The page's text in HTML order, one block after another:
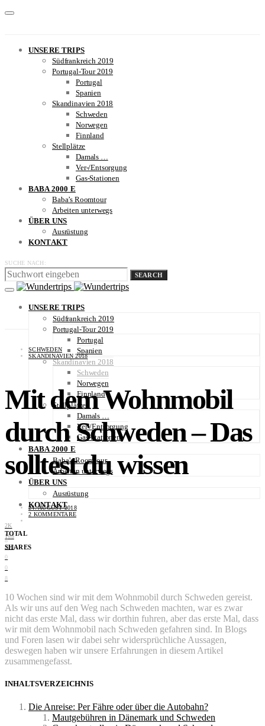
UNSERE TRIPS
Südfrankreich 2019
Portugal-Tour 2019
Portugal
Spanien
Skandinavien 2018
Schweden
Norwegen
Finnland
Stellplätze
Damals …
Ver-/Entsorgung
Gas-Stationen
BABA 2000 E
Baba’s Roomtour
Arbeiten unterwegs
ÜBER UNS
Ausrüstung
KONTAKT
SUCHE NACH:
SEARCH
UNSERE TRIPS
Südfrankreich 2019
Portugal-Tour 2019
Portugal
Spanien
Skandinavien 2018
Schweden
Norwegen
Finnland
Stellplätze
Damals …
Ver-/Entsorgung
Gas-Stationen
BABA 2000 E
Baba’s Roomtour
Arbeiten unterwegs
ÜBER UNS
Ausrüstung
KONTAKT
2K
168
353
SCHWEDEN
SKANDINAVIEN 2018
Mit dem Wohnmobil
durch Schweden – Das
solltest du wissen
24. AUGUST 2018
2 KOMMENTARE
TOTAL
8
SHARES
0
0
8
10 Wochen sind wir mit dem Wohnmobil durch Schweden gereist.
Als wir uns auf den Weg nach Schweden machten, war es zwar
nicht das erste Mal, dass wir dorthin fuhren, aber das erste Mal, dass
wir mit dem Wohnmobil nach Schweden gefahren sind. In Blogs
und Foren lasen wir dabei sehr widersprüchliche Aussagen,
deswegen haben wir unsere Erfahrungen in diesem Artikel
zusammengefasst.
INHALTSVERZEICHNIS
Die Anreise: Per Fähre oder über die Autobahn?
Mautgebühren in Dänemark und Schweden